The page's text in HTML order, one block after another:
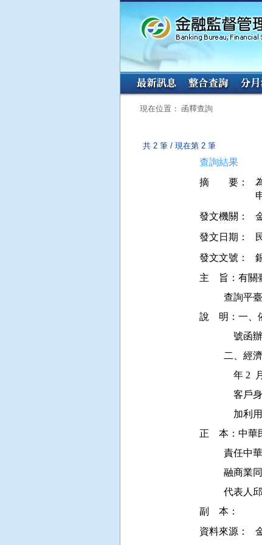
:::
現在位置： 函釋查詢
共 2 筆 / 現在第 2 筆
查詢結果
摘 要：
發文機關：
發文日期：
發文文號：
主    旨：有
查
說    明：一、
號函
二
正    本：中
責
融
代
資料來源：